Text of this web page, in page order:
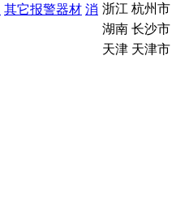
其它报警器材 消 浙江 杭州市
湖南 长沙市
天津 天津市